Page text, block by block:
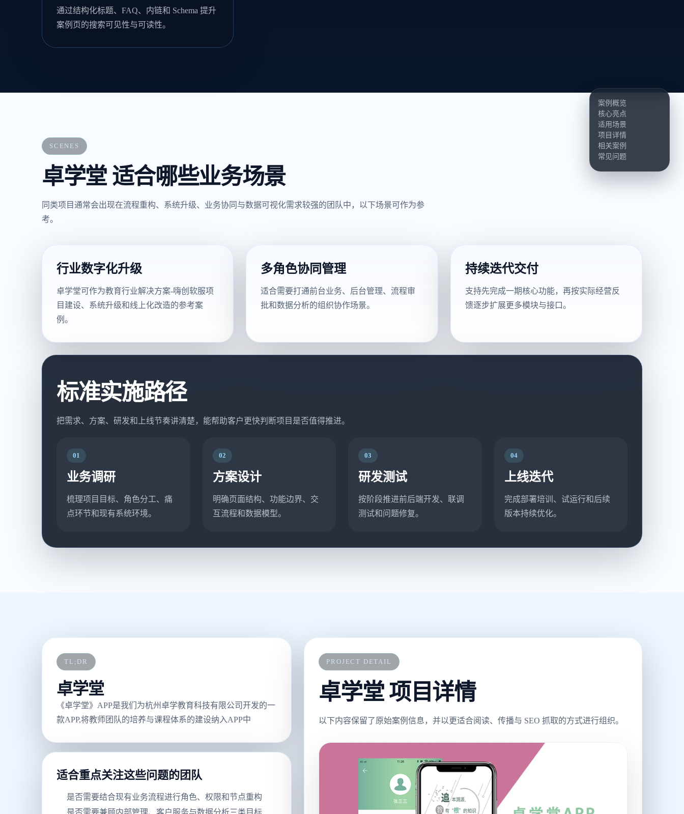
案例概览
核心亮点
适用场景
项目详情
相关案例
常见问题
通过结构化标题、FAQ、内链和 Schema 提升
案例页的搜索可见性与可读性。
SCENES
卓学堂 适合哪些业务场景
同类项目通常会出现在流程重构、系统升级、业务协同与数据可视化需求较强的团队中，以下场景可作为参
考。
行业数字化升级
卓学堂可作为教育行业解决方案-嗨创软服项
目建设、系统升级和线上化改造的参考案
例。
多角色协同管理
适合需要打通前台业务、后台管理、流程审
批和数据分析的组织协作场景。
持续迭代交付
支持先完成一期核心功能，再按实际经营反
馈逐步扩展更多模块与接口。
标准实施路径
把需求、方案、研发和上线节奏讲清楚，能帮助客户更快判断项目是否值得推进。
01
业务调研
梳理项目目标、角色分工、痛
点环节和现有系统环境。
02
方案设计
明确页面结构、功能边界、交
互流程和数据模型。
03
研发测试
按阶段推进前后端开发、联调
测试和问题修复。
04
上线迭代
完成部署培训、试运行和后续
版本持续优化。
TL;DR
卓学堂
《卓学堂》APP是我们为杭州卓学教育科技有限公司开发的一
款APP,将教师团队的培养与课程体系的建设纳入APP中
适合重点关注这些问题的团队
是否需要结合现有业务流程进行角色、权限和节点重构
是否需要兼顾内部管理、客户服务与数据分析三类目标
PROJECT DETAIL
卓学堂 项目详情
以下内容保留了原始案例信息，并以更适合阅读、传播与 SEO 抓取的方式进行组织。